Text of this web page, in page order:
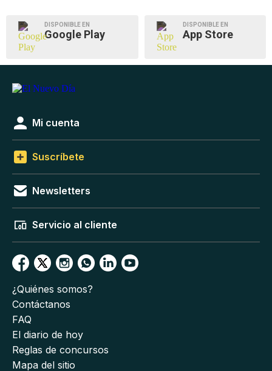
DISPONIBLE EN
Google Play
DISPONIBLE EN
App Store
Mi cuenta
Suscríbete
Newsletters
Servicio al cliente
¿Quiénes somos?
Contáctanos
FAQ
El diario de hoy
Reglas de concursos
Mapa del sitio